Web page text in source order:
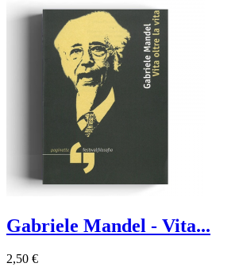
Gabriele Mandel - Vita...
2,50 €